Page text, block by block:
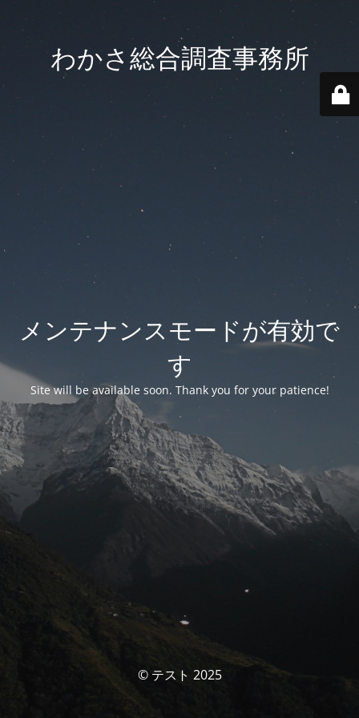
わかさ総合調査事務所
メンテナンスモードが有効で
す
Site will be available soon. Thank you for your patience!
© テスト 2025